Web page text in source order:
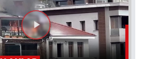
Videoyu
Oynat